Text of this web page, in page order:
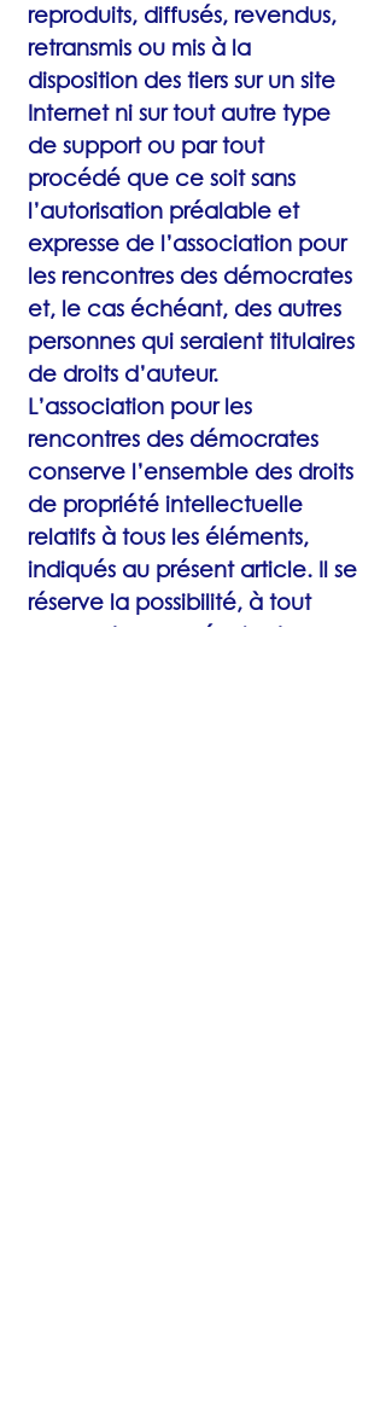
reproduits, diffusés, revendus,
retransmis ou mis à la
disposition des tiers sur un site
Internet ni sur tout autre type
de support ou par tout
procédé que ce soit sans
l’autorisation préalable et
expresse de l’association pour
les rencontres des démocrates
et, le cas échéant, des autres
personnes qui seraient titulaires
de droits d’auteur.
L’association pour les
rencontres des démocrates
conserve l’ensemble des droits
de propriété intellectuelle
relatifs à tous les éléments,
indiqués au présent article. Il se
réserve la possibilité, à tout
moment, sans préavis et sans